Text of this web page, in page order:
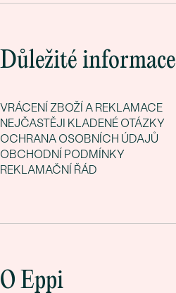
Důležité informace
VRÁCENÍ ZBOŽÍ A REKLAMACE
NEJČASTĚJI KLADENÉ OTÁZKY
OCHRANA OSOBNÍCH ÚDAJŮ
OBCHODNÍ PODMÍNKY
REKLAMAČNÍ ŘÁD
O Eppi